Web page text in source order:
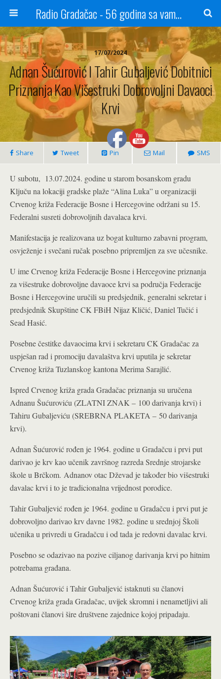
Radio Gradačac - 56 godina sa vama...
17/07/2024
Adnan Šućurović I Tahir Gubaljević Dobitnici
Priznanja Kao Višestruki Dobrovoljni Davaoci
Krvi
Share Tweet Pin Mail SMS
U subotu, 13.07.2024. godine u starom bosanskom gradu
Ključu na lokaciji gradske plaže “Alina Luka” u organizaciji
Crvenog križa Federacije Bosne i Hercegovine održani su 15.
Federalni susreti dobrovoljnih davalaca krvi.
Manifestacija je realizovana uz bogat kulturno zabavni program,
osvježenje i svečani ručak posebno pripremljen za sve učesnike.
U ime Crvenog križa Federacije Bosne i Hercegovine priznanja
za višestruke dobrovoljne davaoce krvi sa područja Federacije
Bosne i Hercegovine uručili su predsjednik, generalni sekretar i
predsjednik Skupštine CK FBiH Nijaz Kličić, Daniel Tučić i
Sead Hasić.
Posebne čestitke davaocima krvi i sekretaru CK Gradačac za
uspješan rad i promociju davalaštva krvi uputila je sekretar
Crvenog križa Tuzlanskog kantona Merima Sarajlić.
Ispred Crvenog križa grada Gradačac priznanja su uručena
Adnanu Šućuroviću (ZLATNI ZNAK – 100 darivanja krvi) i
Tahiru Gubaljeviću (SREBRNA PLAKETA – 50 darivanja
krvi).
Adnan Šućurović rođen je 1964. godine u Gradačcu i prvi put
darivao je krv kao učenik završnog razreda Srednje strojarske
škole u Brčkom. Adnanov otac Dževad je također bio višestruki
davalac krvi i to je tradicionalna vrijednost porodice.
Tahir Gubaljević rođen je 1964. godine u Gradačcu i prvi put je
dobrovoljno darivao krv davne 1982. godine u srednjoj Školi
učenika u privredi u Gradačcu i od tada je redovni davalac krvi.
Posebno se odazivao na pozive ciljanog darivanja krvi po hitnim
potrebama građana.
Adnan Šućurović i Tahir Gubaljević istaknuti su članovi
Crvenog križa grada Gradačac, uvijek skromni i nenametljivi ali
poštovani članovi šire društvene zajednice kojoj pripadaju.